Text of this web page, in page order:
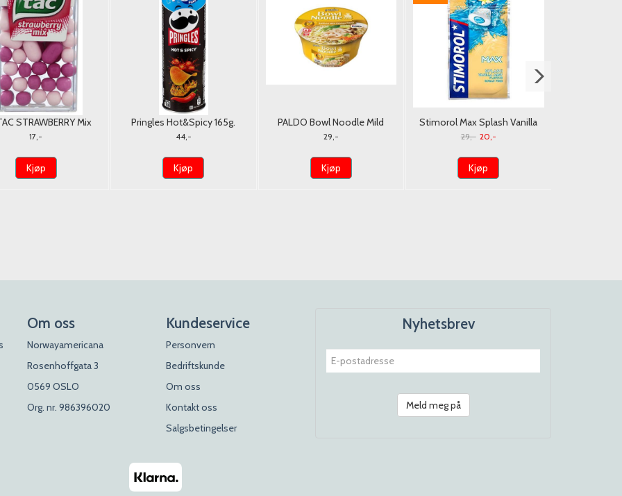
STRAWBERRY Mix
18G.
17,-
Kjøp
Pringles Hot&Spicy 165g.
44,-
Kjøp
PALDO Bowl Noodle Mild
Chicken 86g.
29,-
Kjøp
Stimorol Max Splash Vanilla
Mint 30g./Dato
29,- 20,-
Kjøp
Om oss
Norwayamericana
Rosenhoffgata 3
0569 OSLO
Org. nr. 986396020
Kundeservice
Personvern
Bedriftskunde
Om oss
Kontakt oss
Salgsbetingelser
Nyhetsbrev
Meld meg på